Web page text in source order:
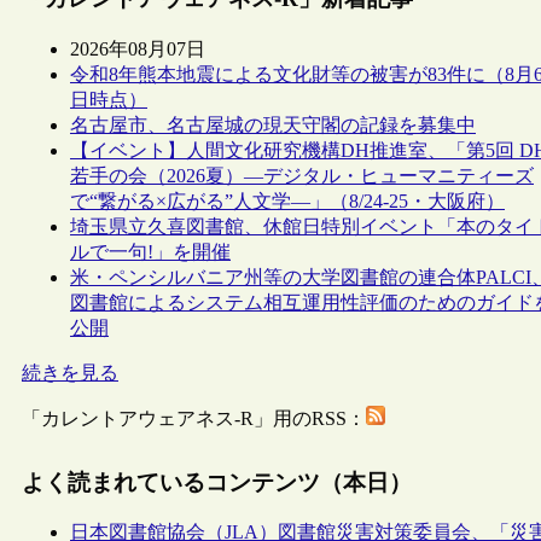
2026年08月07日
令和8年熊本地震による文化財等の被害が83件に（8月
日時点）
名古屋市、名古屋城の現天守閣の記録を募集中
【イベント】人間文化研究機構DH推進室、「第5回
若手の会（2026夏）―デジタル・ヒューマニティーズ
で“繋がる×広がる”人文学―」（8/24-25・大阪府）
埼玉県立久喜図書館、休館日特別イベント「本のタイ
ルで一句!」を開催
米・ペンシルバニア州等の大学図書館の連合体PALCI、
図書館によるシステム相互運用性評価のためのガイド
公開
続きを見る
「カレントアウェアネス-R」用のRSS：
よく読まれているコンテンツ（本日）
日本図書館協会（JLA）図書館災害対策委員会、「災